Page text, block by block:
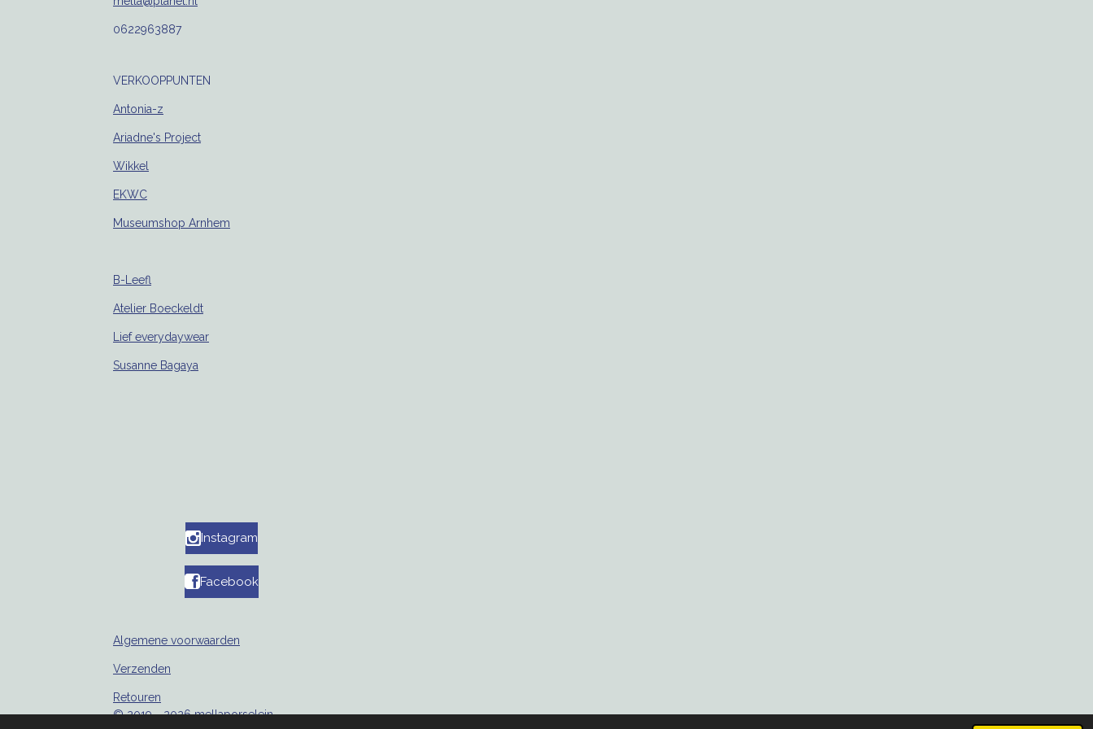
0622963887
VERKOOPPUNTEN
Antonia-z
Ariadne's Project
Wikkel
EKWC
Museumshop Arnhem
B-Leefl
Atelier Boeckeldt
Lief everydaywear
Susanne Bagaya
Instagram
Facebook
Algemene voorwaarden
Verzenden
Retouren
© 2019 - 2026 mellaporselein